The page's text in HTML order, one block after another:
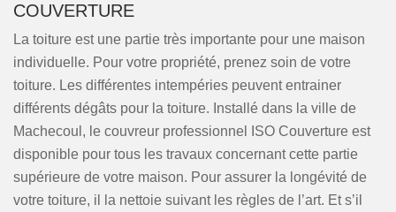
COUVERTURE
La toiture est une partie très importante pour une maison
individuelle. Pour votre propriété, prenez soin de votre
toiture. Les différentes intempéries peuvent entrainer
différents dégâts pour la toiture. Installé dans la ville de
Machecoul, le couvreur professionnel ISO Couverture est
disponible pour tous les travaux concernant cette partie
supérieure de votre maison. Pour assurer la longévité de
votre toiture, il la nettoie suivant les règles de l’art. Et s’il